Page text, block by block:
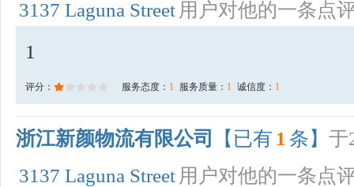
3137 Laguna Street 用户对他的一条点
1
评分： 服务态度： 1 服务质量： 1 诚信度： 1
浙江新颜物流有限公司 【已有 1 条】 于
3137 Laguna Street 用户对他的一条点